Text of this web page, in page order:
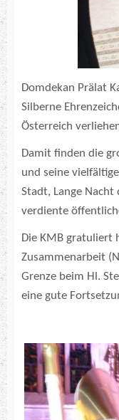
Domdekan Prälat
Silberne
Österreich
Damit finden die
und seine
Stadt, Lange Nacht
verdiente
Die KMB gratuliert
Zusammenarbeit
Grenze beim Hl.
eine gute